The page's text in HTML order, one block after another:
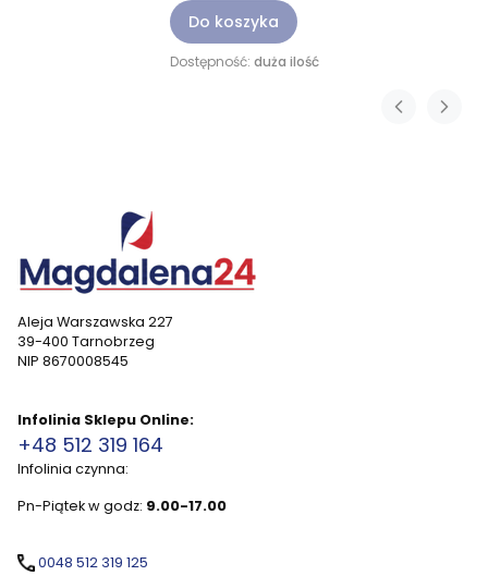
Do koszyka
Dostępność: duża ilość
Aleja Warszawska 227
39-400 Tarnobrzeg
NIP 8670008545
Infolinia Sklepu Online:
+48 512 319 164
Infolinia czynna:
Pn-Piątek w godz: 9.00-17.00
0048 512 319 125